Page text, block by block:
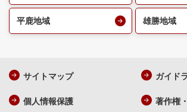
平鹿地域 雄勝地域
サイトマップ ガイド
個人情報保護 著作権